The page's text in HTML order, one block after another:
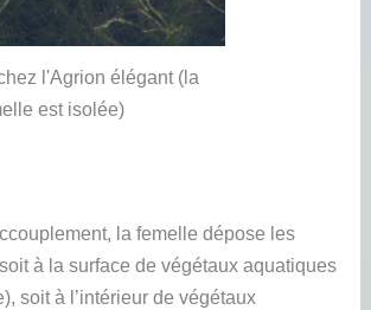
l'Agrion élégant (la
est isolée)
la femelle dépose les
à la surface de végétaux aquatiques
soit à l’intérieur de végétaux